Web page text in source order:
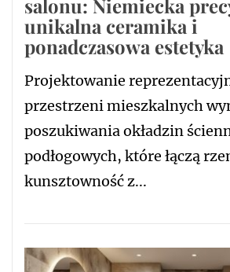
salonu: Niemiecka
unikalna ceramika i
ponadczasowa estetyka
Projektowanie
przestrzeni mieszkalnych
poszukiwania okładzin
podłogowych, które łączą
kunsztowność z...